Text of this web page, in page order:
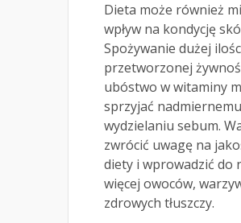
Dieta może również
wpływ na kondycję
Spożywanie dużej
przetworzonej
ubóstwo w witaminy
sprzyjać nadmiernemu
wydzielaniu sebum.
zwrócić uwagę na
diety i wprowadzić do
więcej owoców,
zdrowych tłuszczy.